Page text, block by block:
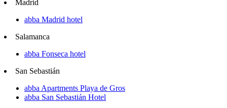
Madrid
abba Madrid hotel
Salamanca
abba Fonseca hotel
San Sebastián
abba Apartments Playa de Gros
abba San Sebastián Hotel